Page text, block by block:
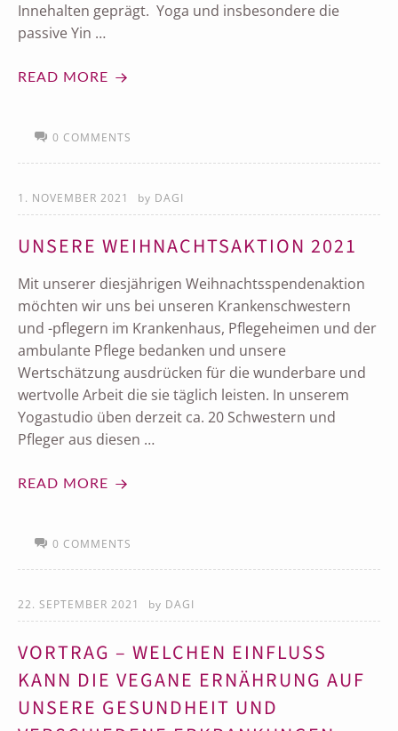
Innehalten geprägt. Yoga und insbesondere die
passive Yin …
READ MORE
0 COMMENTS
1. NOVEMBER 2021 by DAGI
UNSERE WEIHNACHTSAKTION 2021
Mit unserer diesjährigen Weihnachtsspendenaktion
möchten wir uns bei unseren Krankenschwestern
und -pflegern im Krankenhaus, Pflegeheimen und der
ambulante Pflege bedanken und unsere
Wertschätzung ausdrücken für die wunderbare und
wertvolle Arbeit die sie täglich leisten. In unserem
Yogastudio üben derzeit ca. 20 Schwestern und
Pfleger aus diesen …
READ MORE
0 COMMENTS
22. SEPTEMBER 2021 by DAGI
VORTRAG – WELCHEN EINFLUSS
KANN DIE VEGANE ERNÄHRUNG AUF
UNSERE GESUNDHEIT UND